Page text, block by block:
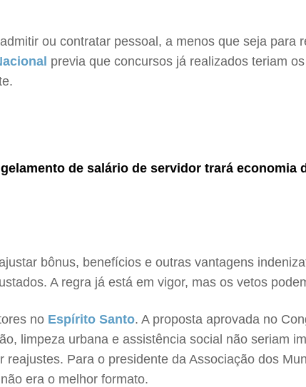
ou contratar pessoal, a menos que seja para
previa que concursos já realizados teriam
de salário de servidor trará economia
bônus, benefícios e outras vantagens
A regra já está em vigor, mas os vetos
no Espírito Santo. A proposta aprovada no
limpeza urbana e assistência social não seriam
Para o presidente da Associação dos
era o melhor formato.